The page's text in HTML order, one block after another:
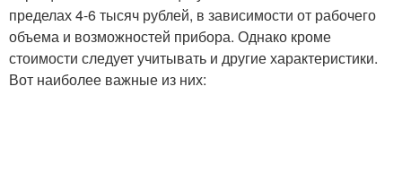
пределах 4-6 тысяч рублей, в зависимости от рабочего
объема и возможностей прибора. Однако кроме
стоимости следует учитывать и другие характеристики.
Вот наиболее важные из них: